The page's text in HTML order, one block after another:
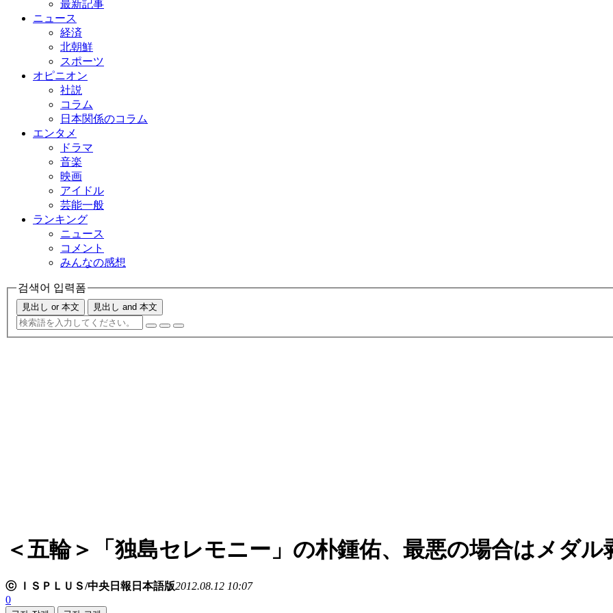
最新記事
ニュース
経済
北朝鮮
スポーツ
オピニオン
社説
コラム
日本関係のコラム
エンタメ
ドラマ
音楽
映画
アイドル
芸能一般
ランキング
ニュース
コメント
みんなの感想
검색어 입력폼
見出し or 本文 見出し and 本文
＜五輪＞「独島セレモニー」の朴鍾佑、最悪の場合はメダル
ⓒ ＩＳＰＬＵＳ/中央日報日本語版2012.08.12 10:07
0